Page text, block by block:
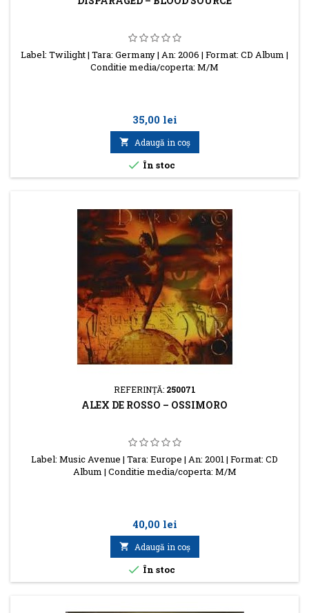
Label: Twilight | Tara: Germany | An: 2006 | Format: CD Album |
Conditie media/coperta: M/M
Preţ
35,00 lei
 Adaugă in coş
 În stoc
REFERINŢĂ: 250071
ALEX DE ROSSO – OSSIMORO
Label: Music Avenue | Tara: Europe | An: 2001 | Format: CD
Album | Conditie media/coperta: M/M
Preţ
40,00 lei
 Adaugă in coş
 În stoc